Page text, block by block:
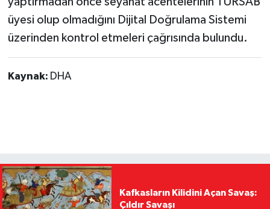
üyesi olup olmadığını Dijital Doğrulama Sistemi
üzerinden kontrol etmeleri çağrısında bulundu.
Kaynak: DHA
Kafkasların Kilidini Açan Savaş:
Çıldır Savaşı